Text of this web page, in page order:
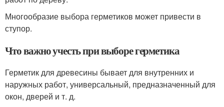
Многообразие выбора герметиков может привести в
ступор.
Что важно учесть при выборе герметика
Герметик для древесины бывает для внутренних и
наружных работ, универсальный, предназначенный для
окон, дверей и т. д.